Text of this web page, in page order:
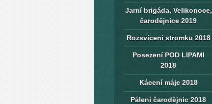
Jarní brigáda, Velikonoce,
čarodějnice 2019
Rozsvícení stromku 2018
Posezení POD LIPAMI
2018
Kácení máje 2018
Pálení čarodějnic 2018